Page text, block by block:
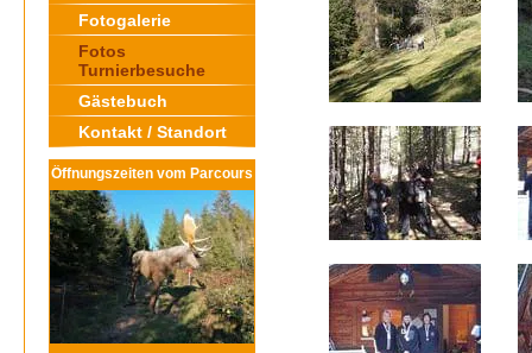
Fotogalerie
Fotos
Turnierbesuche
Gästebuch
Kontakt / Standort
Öffnungszeiten vom Parcours